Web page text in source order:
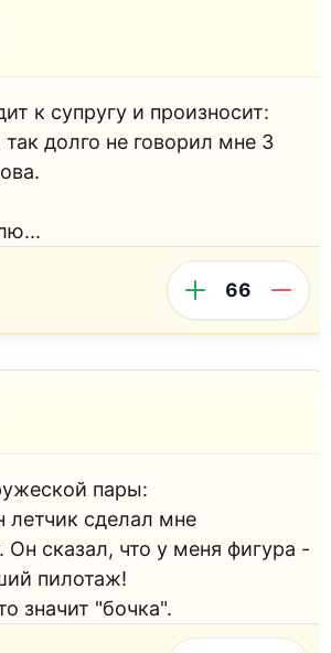
к супругу и произносит:
долго не говорил мне 3
66
пары:
летчик сделал мне
Он сказал, что у меня фигура -
пилотаж!
значит "бочка".